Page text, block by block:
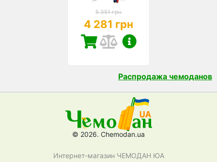
5 351 грн
4 281 грн
Распродажа чемоданов
© 2026. Chemodan.ua
Интернет-магазин ЧЕМОДАН ЮА